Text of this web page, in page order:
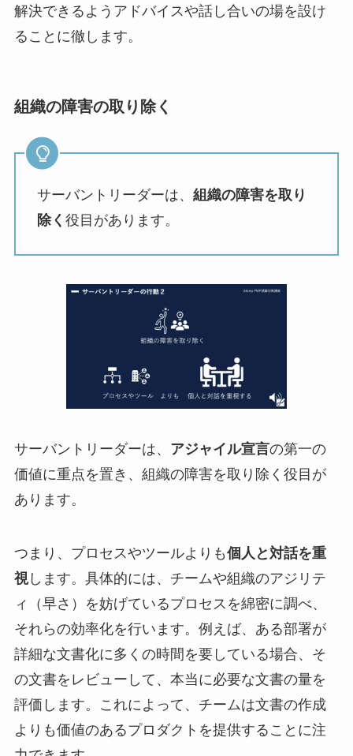
解決できるようアドバイスや話し合いの場を設け
ることに徹します。
組織の障害の取り除く
サーバントリーダーは、 組織の障害を取り
除く 役目があります。
サーバントリーダーは、 アジャイル宣言の第一の
価値に重点を置き、組織の障害を取り除く役目が
あります。
つまり、プロセスやツールよりも個人と対話を重
視します。具体的には、チームや組織のアジリテ
ィ（早さ）を妨げているプロセスを綿密に調べ、
それらの効率化を行います。例えば、ある部署が
詳細な文書化に多くの時間を要している場合、そ
の文書をレビューして、本当に必要な文書の量を
評価します。これによって、チームは文書の作成
よりも価値のあるプロダクトを提供することに注